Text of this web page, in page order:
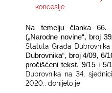
koncesije
Na temelju članka 66.
(„Narodne novine“, broj
Statuta Grada Dubrovnika
Dubrovnika“, broj 4/09, 6/
pročišćeni tekst, 9/15 i 5/
Dubrovnika na 34.
2020., donijelo je